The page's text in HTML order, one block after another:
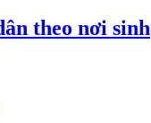
theo nơi sinh